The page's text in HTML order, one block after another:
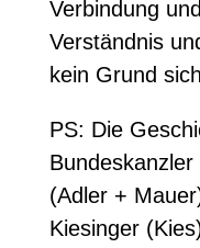
Verbindung
Verständnis
kein Grund
PS: Die
(Adler +
Kiesinger